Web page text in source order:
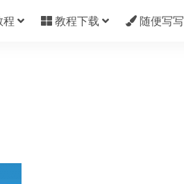
教程下载 随便写写